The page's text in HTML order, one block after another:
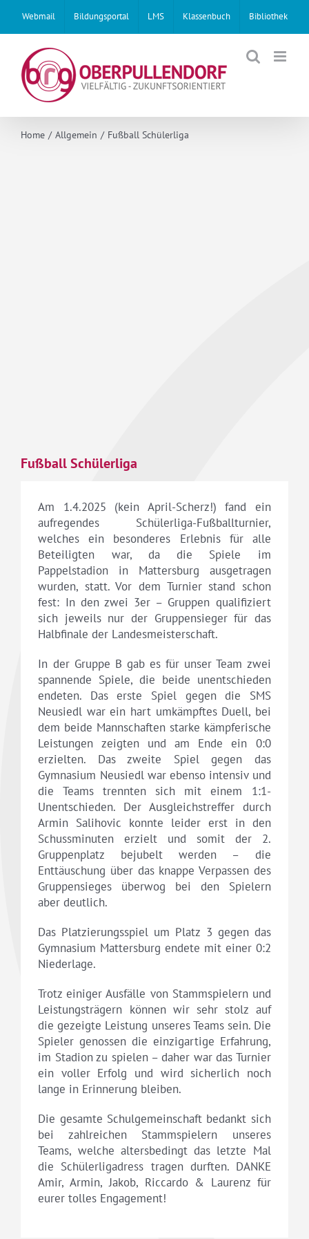
content
Webmail Bildungsportal LMS Klassenbuch Bibliothek
Home Allgemein Fußball Schülerliga
Fußball Schülerliga
Am 1.4.2025 (kein April-Scherz!) fand ein
aufregendes Schülerliga-Fußballturnier,
welches ein besonderes Erlebnis für alle
Beteiligten war, da die Spiele im
Pappelstadion in Mattersburg ausgetragen
wurden, statt. Vor dem Turnier stand schon
fest: In den zwei 3er – Gruppen qualifiziert
sich jeweils nur der Gruppensieger für das
Halbfinale der Landesmeisterschaft.
In der Gruppe B gab es für unser Team zwei
spannende Spiele, die beide unentschieden
endeten. Das erste Spiel gegen die SMS
Neusiedl war ein hart umkämpftes Duell, bei
dem beide Mannschaften starke kämpferische
Leistungen zeigten und am Ende ein 0:0
erzielten. Das zweite Spiel gegen das
Gymnasium Neusiedl war ebenso intensiv und
die Teams trennten sich mit einem 1:1-
Unentschieden. Der Ausgleichstreffer durch
Armin Salihovic konnte leider erst in den
Schussminuten erzielt und somit der 2.
Gruppenplatz bejubelt werden – die
Enttäuschung über das knappe Verpassen des
Gruppensieges überwog bei den Spielern
aber deutlich.
Das Platzierungsspiel um Platz 3 gegen das
Gymnasium Mattersburg endete mit einer 0:2
Niederlage.
Trotz einiger Ausfälle von Stammspielern und
Leistungsträgern können wir sehr stolz auf
die gezeigte Leistung unseres Teams sein. Die
Spieler genossen die einzigartige Erfahrung,
im Stadion zu spielen – daher war das Turnier
ein voller Erfolg und wird sicherlich noch
lange in Erinnerung bleiben.
Die gesamte Schulgemeinschaft bedankt sich
bei zahlreichen Stammspielern unseres
Teams, welche altersbedingt das letzte Mal
die Schülerligadress tragen durften. DANKE
Amir, Armin, Jakob, Riccardo & Laurenz für
eurer tolles Engagement!